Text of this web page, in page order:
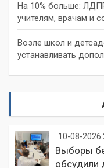
На 10% больше:
учителям, врачам и
Возле школ и
устанавливать
10-08-2026
Выборы
обсудили